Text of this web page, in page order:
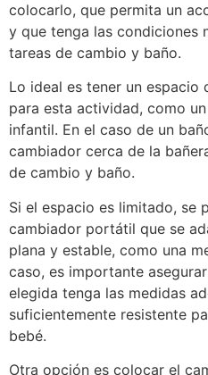
colocarlo, que permita un
y que tenga las condiciones
tareas de cambio y baño.
Lo ideal es tener un espacio
para esta actividad, como
infantil. En el caso de un
cambiador cerca de la
de cambio y baño.
Si el espacio es limitado, se
cambiador portátil que se
plana y estable, como una
caso, es importante
elegida tenga las medidas
suficientemente resistente
bebé.
Otra opción es colocar el